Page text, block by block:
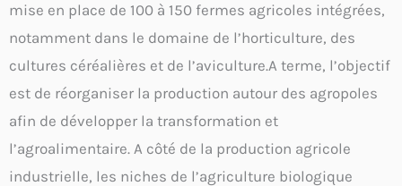
mise en place de 100 à 150 fermes agricoles intégrées,
notamment dans le domaine de l’horticulture, des
cultures céréalières et de l’aviculture.A terme, l’objectif
est de réorganiser la production autour des agropoles
afin de développer la transformation et
l’agroalimentaire. A côté de la production agricole
industrielle, les niches de l’agriculture biologique